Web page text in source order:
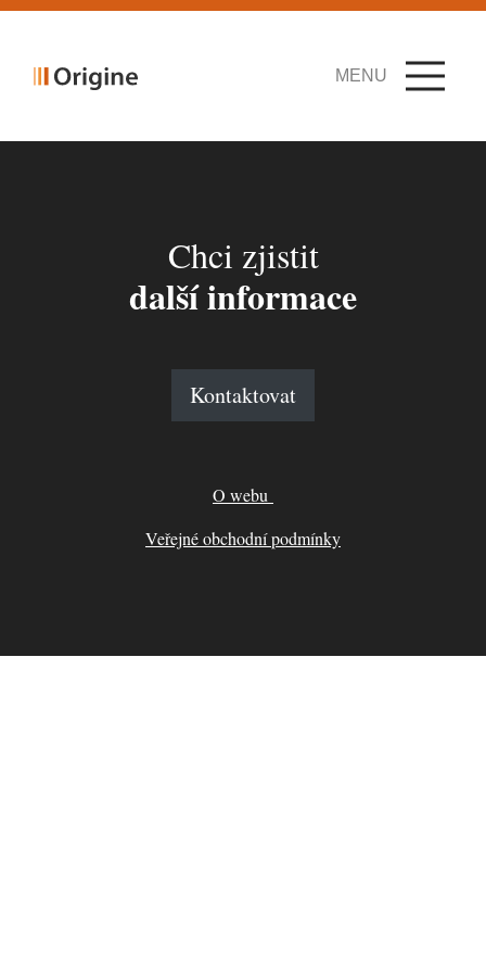
MENU
Chci zjistit
další informace
Kontaktovat
O webu
Veřejné obchodní podmínky